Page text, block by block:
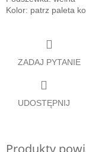
Kolor: patrz paleta
ZADAJ PYTANIE
UDOSTĘPNIJ
Produkty